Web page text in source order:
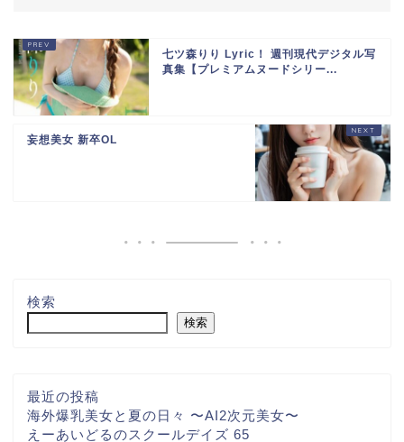
七ツ森りり Lyric！ 週刊現代デジタル写
真集【プレミアムヌードシリー...
妄想美女 新卒OL
検索
検索
最近の投稿
海外爆乳美女と夏の日々 〜AI2次元美女〜
えーあいどるのスクールデイズ 65